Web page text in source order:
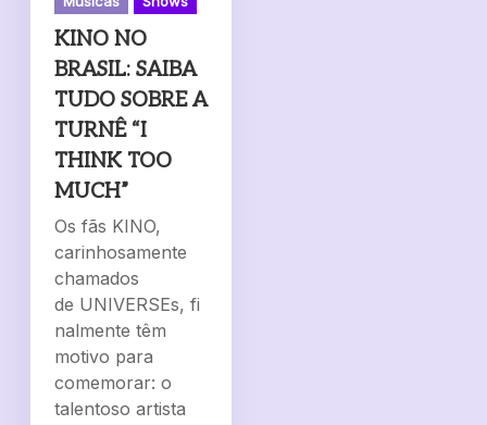
KINO NO
BRASIL: SAIBA
TUDO SOBRE A
TURNÊ “I
THINK TOO
MUCH”
Os fãs KINO,
carinhosamente
chamados
de UNIVERSEs, fi
nalmente têm
motivo para
comemorar: o
talentoso artista